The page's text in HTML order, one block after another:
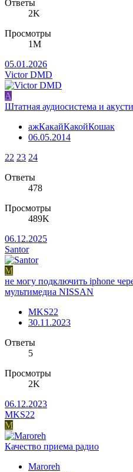
Ответы
2K
Просмотры
1M
05.01.2026
Victor DMD
А
Штатная аудиосистема и
ажКакайКакойКошак
06.05.2014
22 23 24
Ответы
478
Просмотры
489K
06.12.2025
Santor
M
не могу подключить iphone
мультимедиа NISSAN
MKS22
30.11.2023
Ответы
5
Просмотры
2K
06.12.2023
MKS22
M
Качество приема радио
Maroreh